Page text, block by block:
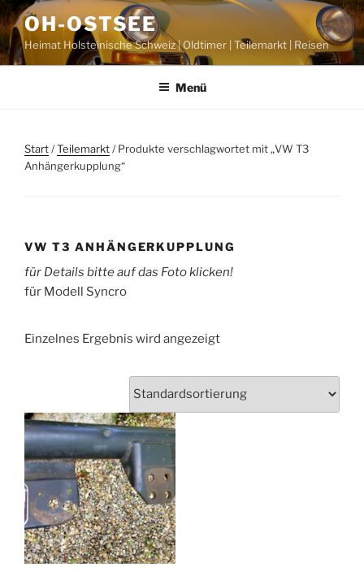
Zum
Inhalt
springen
OH-OSTSEE
Heimat Holsteinische Schweiz | Oldtimer | Teilemarkt | Reisen
Menü
Start/Teilemarkt/ Produkte verschlagwortet mit „VW T3
Anhängerkupplung“
VW T3 ANHÄNGERKUPPLUNG
für Details bitte auf das Foto klicken!
für Modell Syncro
Einzelnes Ergebnis wird angezeigt